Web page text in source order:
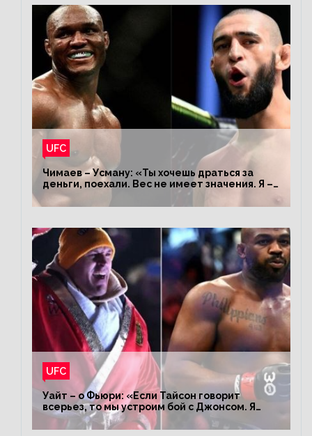
UFC
Чимаев – Усману: «Ты хочешь драться за
деньги, поехали. Вес не имеет значения. Я –
король»
UFC
Уайт – о Фьюри: «Если Тайсон говорит
всерьез, то мы устроим бой с Джонсом. Я
заставил Флойда Мейвезера драться с
Конором»